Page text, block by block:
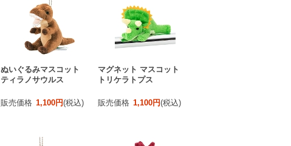
ぬいぐるみマスコット
ティラノサウルス
販売価格 1,100円(税込)
マグネット マスコット
トリケラトプス
販売価格 1,100円(税込)